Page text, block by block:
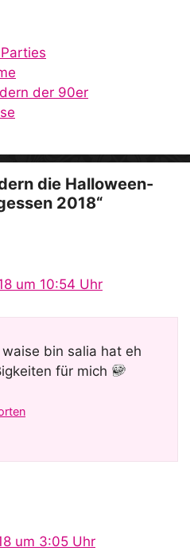
d
e
o
der 90er
die Halloween-
2018“
um 10:54 Uhr
bin salia hat eh
für mich
um 3:05 Uhr